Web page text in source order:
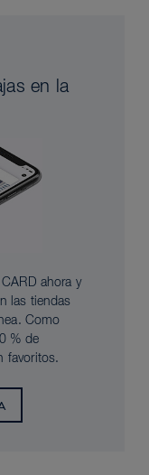
en la
ahora y
las tiendas
Como
% de
favoritos.